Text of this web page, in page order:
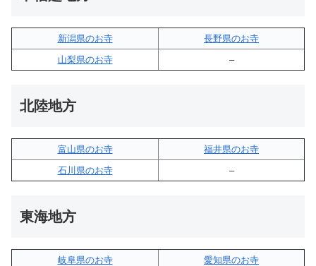
新潟県のお寺
長野県のお寺
山梨県のお寺
–
北陸地方
富山県のお寺
福井県のお寺
石川県のお寺
–
東海地方
岐阜県のお寺
愛知県のお寺